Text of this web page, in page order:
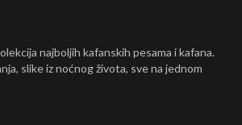
najboljih kafanskih pesama i kafana.
slike iz noćnog života, sve na jednom